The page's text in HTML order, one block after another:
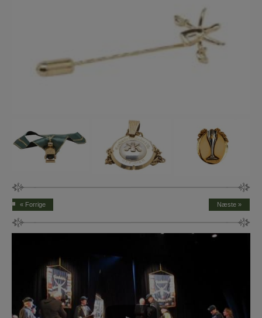
« Forrige Næste »